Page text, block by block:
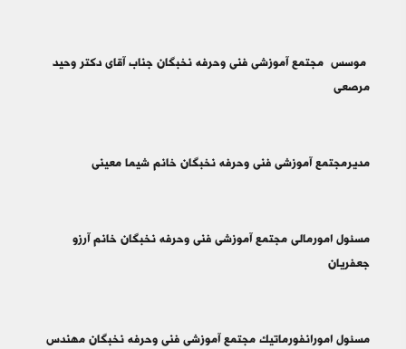
موسس مجتمع آموزشی فنی وحرفه نخبگان جناب آقای دکتر وحید
مرصعی
مدیرمجتمع آموزشی فنی وحرفه نخبگان خانم شیما معینی
مسئول امورمالی مجتمع آموزشی فنی وحرفه نخبگان خانم آرزو
جعفریان
مسئول امورانفورماتیک مجتمع آموزشی فنی وحرفه نخبگان مهندس